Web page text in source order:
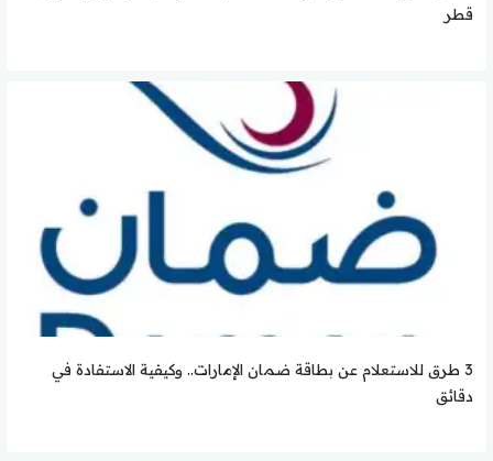
قطر
3 طرق للاستعلام عن بطاقة ضمان الإمارات.. وكيفية الاستفادة في
دقائق